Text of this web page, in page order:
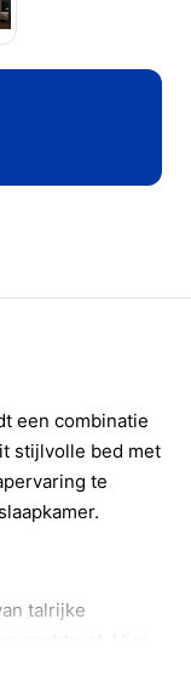
een combinatie
stijlvolle bed met
te
talrijke